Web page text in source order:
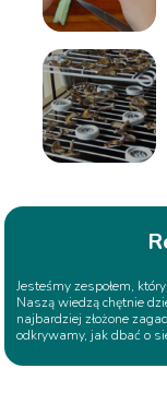
Jesteśmy zespołem,
Naszą wiedzą chętnie
najbardziej złożone
odkrywamy, jak dbać o